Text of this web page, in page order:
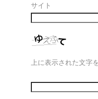
サイト
上に表示された文字